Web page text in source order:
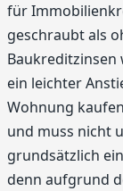
für
geschraubt als
Baukreditzinsen
ein leichter
Wohnung
und muss nicht
grundsätzlich
denn aufgrund